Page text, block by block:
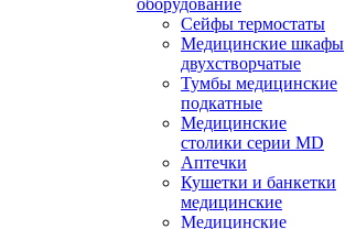
оборудование
Сейфы термостаты
Медицинские шкафы
двухстворчатые
Тумбы медицинские
подкатные
Медицинские
столики серии MD
Аптечки
Кушетки и банкетки
медицинские
Медицинские